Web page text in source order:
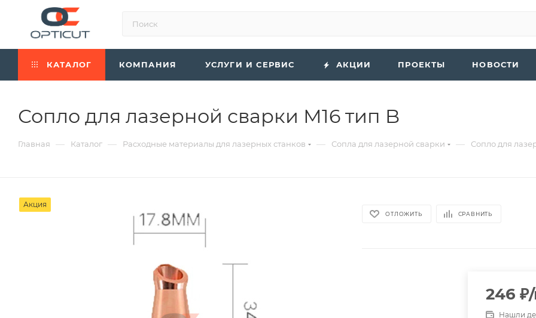
КАТАЛОГ КОМПАНИЯ УСЛУГИ И СЕРВИС АКЦИИ ПРОЕКТЫ НОВОСТИ
Сопло для лазерной сварки М16 тип B
Главная — Каталог — Расходные материалы для лазерных станков — Сопла для лазерной сварки — Сопло для
Акция
ОТЛОЖИТЬ СРАВНИТЬ
246 ₽
Нашли